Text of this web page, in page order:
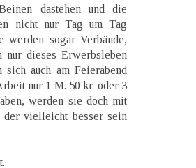
dastehen und die
nicht nur Tag um Tag
sogar Verbände,
dieses Erwerbsleben
auch am Feierabend
nur 1 M. 50 kr. oder 3
werden sie doch mit
der vielleicht besser sein